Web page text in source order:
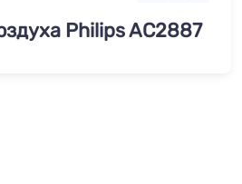
Philips AC2887